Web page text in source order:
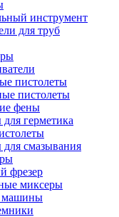
инструмент
для труб
пистолеты
пистолеты
фены
герметика
смазывания
фрезер
миксеры
машины